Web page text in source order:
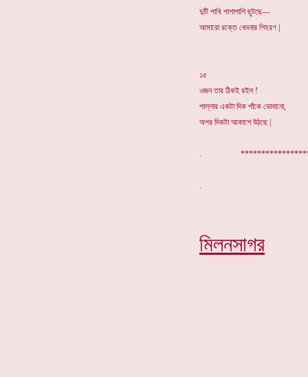
দুটি পাখি পাশাপাশি ছুটছে—
আমারো রক্তে বেদনার শিহরণ |
১৫
ওজন তার ঠিকই রইল !
পাল্লার একটা দিক পাঁকে ডোবানো,
অপর দিকটা আকাশে উঠছে |
.
মিলনসাগর